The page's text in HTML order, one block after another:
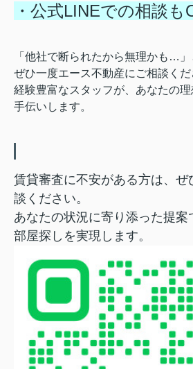
・公式LINEでの相談も
「他社で断られたから無理かも…」
ぜひ一度エース不動産にご相談くだ
経験豊富なスタッフが、あなたの
手伝いします。
賃貸審査に不安がある方は、ぜ
談ください。
あなたの状況に寄り添った提案
部屋探しを実現します。